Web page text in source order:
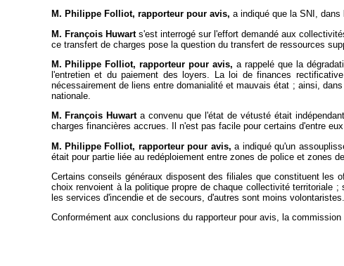
M. Philippe Folliot, rapporteur pour avis, a indiqué que la SNI,
M. François Huwarts'est interrogé sur l'effort demandé aux
ce transfert de charges pose la question du transfert de ressources
M. Philippe Folliot, rapporteur pour avis, a rappelé que la
l'entretien et du paiement des loyers. La loi de finances
nécessairement de liens entre domanialité et mauvais état ; ainsi,
nationale.
M. François Huwarta convenu que l'état de vétusté était
charges financières accrues. Il n'est pas facile pour certains d'entre
M. Philippe Folliot, rapporteur pour avis, a indiqué qu'un
était pour partie liée au redéploiement entre zones de police et zones
Certains conseils généraux disposent des filiales que constituent les
choix renvoient à la politique propre de chaque collectivité territoriale
les services d'incendie et de secours, d'autres sont moins volontaristes.
Conformément aux conclusions du rapporteur pour avis, la commission